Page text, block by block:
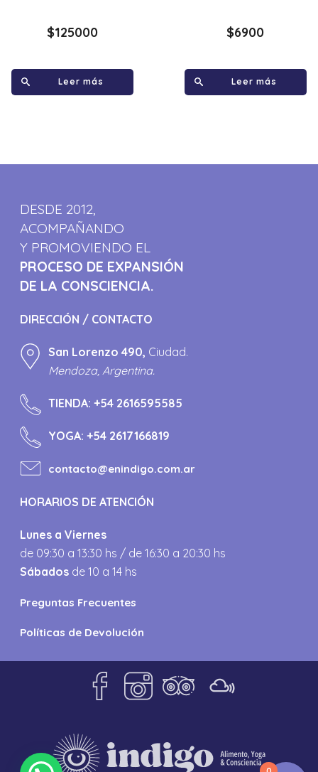
$125000
Leer más
$6900
Leer más
DESDE 2012,
ACOMPAÑANDO
Y PROMOVIENDO EL
PROCESO DE EXPANSIÓN
DE LA CONSCIENCIA.
DIRECCIÓN / CONTACTO
San Lorenzo 490, Ciudad.
Mendoza, Argentina.
TIENDA:+54 2616595585
YOGA:+54 2617166819
contacto@enindigo.com.ar
HORARIOS DE ATENCIÓN
Lunes a Viernes
de 09:30 a 13:30 hs / de 16:30 a 20:30 hs
Sábados de 10 a 14 hs
Preguntas Frecuentes
Políticas de Devolución